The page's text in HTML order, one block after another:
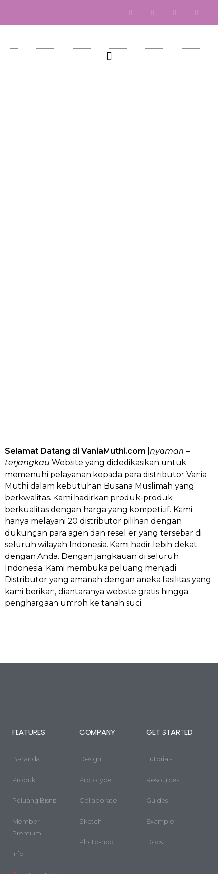
Selamat Datang di VaniaMuthi.com nyaman –
terjangkau Website yang didedikasikan untuk
memenuhi pelayanan kepada para distributor Vania
Muthi dalam kebutuhan Busana Muslimah yang
berkwalitas. Kami hadirkan produk-produk
berkualitas dengan harga yang kompetitif. Kami
hanya melayani 20 distributor pilihan dengan
dukungan para agen dan reseller yang tersebar di
seluruh wilayah Indonesia. Kami hadir lebih dekat
dengan Anda. Dengan jangkauan di seluruh
Indonesia. Kami membuka peluang menjadi
Distributor yang amanah dengan aneka fasilitas yang
kami berikan, diantaranya website gratis hingga
penghargaan umroh ke tanah suci.
FEATURES
Beranda
Produk
Peluang Bisnis
Member
Premium
Info
COMPANY
Design
Prototype
Collaborate
Sketch
Photoshop
GET STARTED
Tutorials
Resources
Guides
Example
Docs